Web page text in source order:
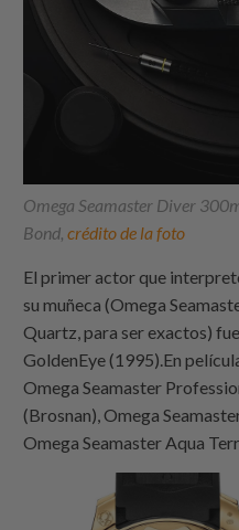
Omega Seamaster Diver
Bond,crédito de la foto
El primer actor que
su muñeca (Omega
Quartz, para ser exactos)
GoldenEye (1995).En
Omega Seamaster
(Brosnan), Omega
Omega Seamaster Aqua